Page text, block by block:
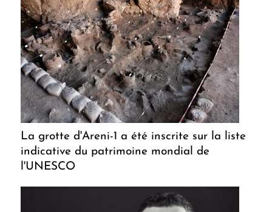
La grotte d'Areni-1 a été inscrite sur la liste
indicative du patrimoine mondial de
l'UNESCO